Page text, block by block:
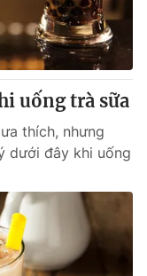
số 483/GP-BTTTT
Quốc Thắng,
932
uống trà sữa
thích, nhưng
dưới đây khi uống